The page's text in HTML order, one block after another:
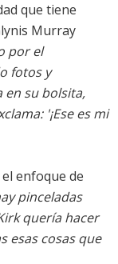
que tiene
Murray
por el
fotos y
en su bolsita,
'¡Ese es mi
enfoque de
pinceladas
quería hacer
esas cosas que